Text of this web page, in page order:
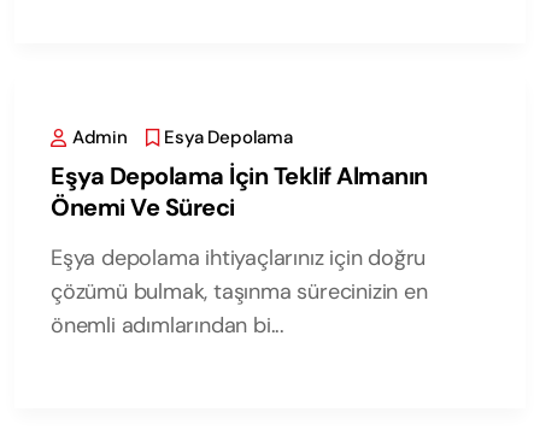
Admin Esya Depolama
Eşya Depolama İçin Teklif Almanın
Önemi Ve Süreci
Eşya depolama ihtiyaçlarınız için doğru
çözümü bulmak, taşınma sürecinizin en
önemli adımlarından bi...